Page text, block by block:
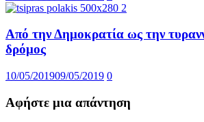
Από την Δημοκρατία ως την
δρόμος
10/05/201909/05/2019 0
Αφήστε μια απάντηση